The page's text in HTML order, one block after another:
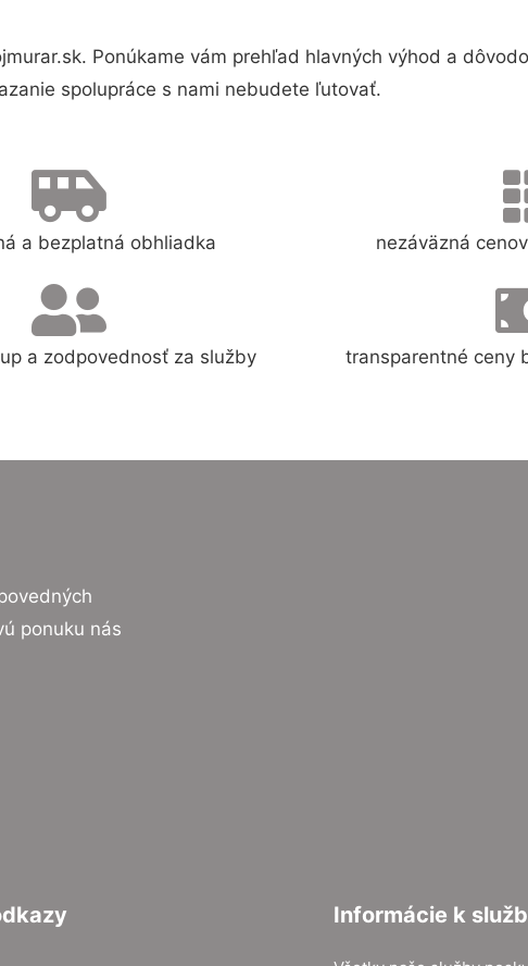
Ponúkame vám prehľad hlavných výhod a
spolupráce s nami nebudete ľutovať.
a bezplatná obhliadka nezáväzná
a zodpovednosť za služby transparentné ceny
ponuku nás
Informácie k